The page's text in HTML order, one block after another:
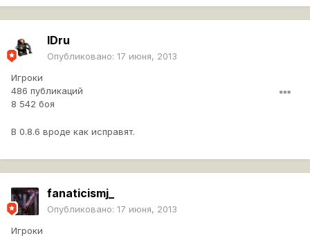
IDru
Опубликовано: 17 июня, 2013
Игроки
486 публикаций
8 542 боя
В 0.8.6 вроде как исправят.
fanaticismj_
Опубликовано: 17 июня, 2013
Игроки